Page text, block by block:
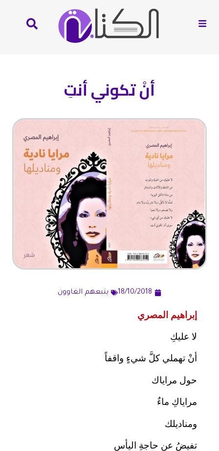
أنْ تكوني أنتِ
18/10/2018 يتبعهم الغاوون
إبراهيم المصري
لا عليكِ
أنْ تهملي كلَّ شيءٍ واقفاً
حول مراياك
مراياكِ ماءٌ
ومناديلك
تفيضُ عن حاجةِ اليأس